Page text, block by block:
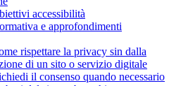
accessibilità
e approfondimenti
rispettare la privacy sin dalla
di un sito o servizio digitale
il consenso quando necessario